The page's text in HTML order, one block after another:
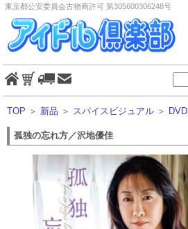
東京都公安委員会古物商許可 第305600306248号
TOP ＞ 新品 ＞ スパイスビジュアル ＞ DVD
孤独の忘れ方／沢地優佳